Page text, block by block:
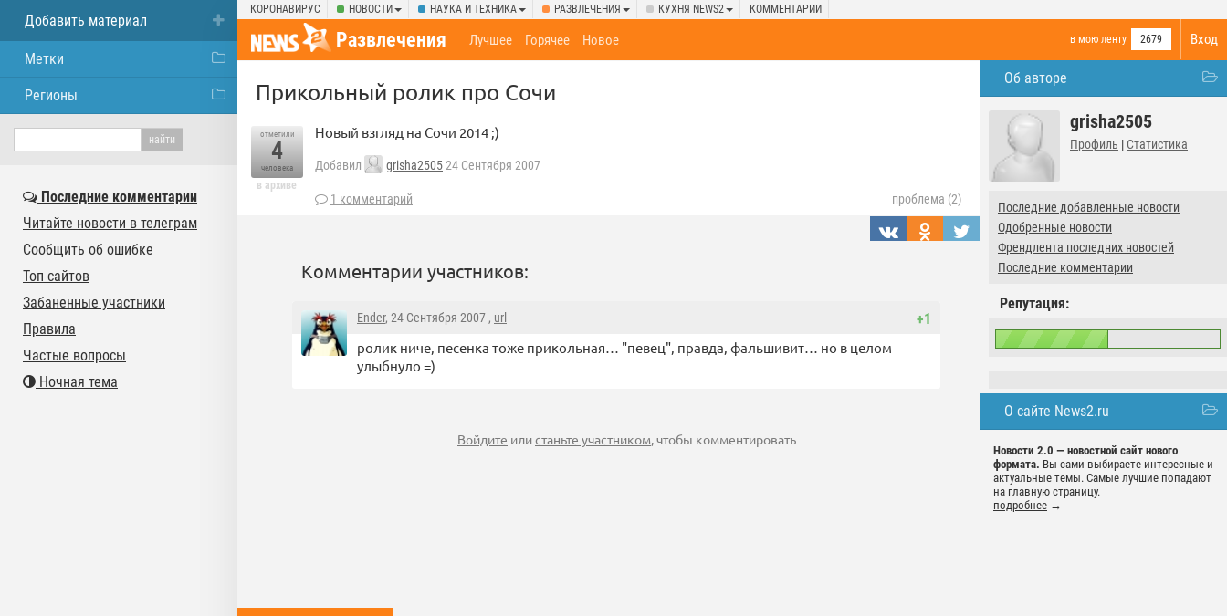
КОРОНАВИРУС НОВОСТИ НАУКА И ТЕХНИКА РАЗВЛЕЧЕНИЯ КУХНЯ NEWS2 КОММЕНТАРИИ
Вход
Развлечения в мою ленту 2679
Лучшее Горячее Новое
Об авторе
grisha2505
Профиль | Статистика
Последние добавленные новости
Одобренные новости
Френдлента последних новостей
Последние комментарии
Репутация:
О сайте News2.ru
Новости 2.0 — новостной сайт нового
формата. Вы сами выбираете интересные и
актуальные темы. Самые лучшие попадают
на главную страницу.
подробнее →
Прикольный ролик про Сочи
отметили
4
человека
в архиве
Новый взгляд на Сочи 2014 ;)
Добавил grisha250524 Сентября 2007
1 комментарий проблема (2)
Комментарии участников:
+1
Ender, 24 Сентября 2007 , url
ролик ниче, песенка тоже прикольная… "певец", правда, фальшивит… но в целом
улыбнуло =)
Войдите илистаньте участником, чтобы комментировать
Добавить материал
Метки
Регионы
Последние комментарии
Читайте новости в телеграм
Сообщить об ошибке
Топ сайтов
Забаненные участники
Правила
Частые вопросы
Ночная тема